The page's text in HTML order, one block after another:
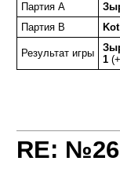
Партия A
Партия B
Kot
Результат игры
1
RE: